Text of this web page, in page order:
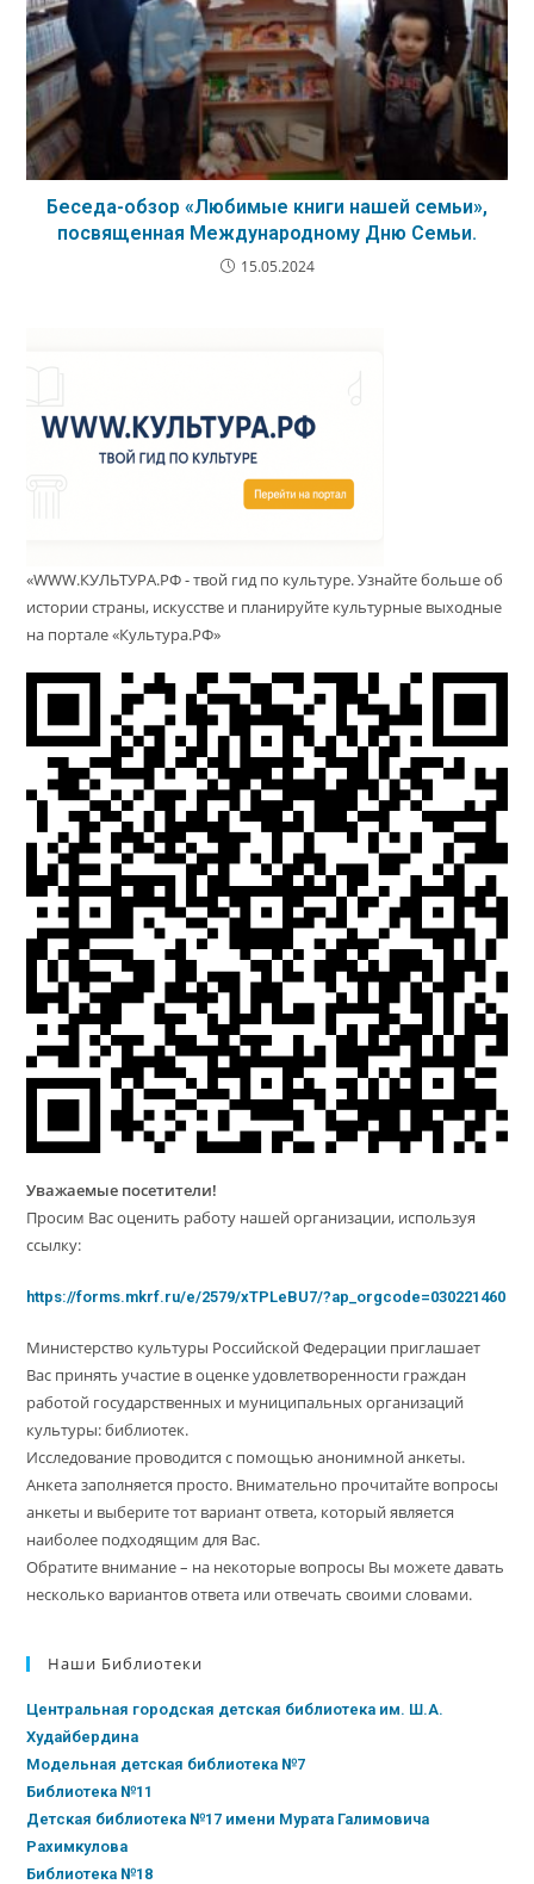
Беседа-обзор «Любимые книги нашей семьи»,
посвященная Международному Дню Семьи.
15.05.2024
«WWW.КУЛЬТУРА.РФ - твой гид по культуре. Узнайте больше об
истории страны, искусстве и планируйте культурные выходные
на портале «Культура.РФ»
Уважаемые посетители!
Просим Вас оценить работу нашей организации, используя
ссылку:
https://forms.mkrf.ru/e/2579/xTPLeBU7/?ap_orgcode=030221460
Министерство культуры Российской Федерации приглашает
Вас принять участие в оценке удовлетворенности граждан
работой государственных и муниципальных организаций
культуры: библиотек.
Исследование проводится с помощью анонимной анкеты.
Анкета заполняется просто. Внимательно прочитайте вопросы
анкеты и выберите тот вариант ответа, который является
наиболее подходящим для Вас.
Обратите внимание – на некоторые вопросы Вы можете давать
несколько вариантов ответа или отвечать своими словами.
Наши Библиотеки
Центральная городская детская библиотека им. Ш.А.
Худайбердина
Модельная детская библиотека №7
Библиотека №11
Детская библиотека №17 имени Мурата Галимовича
Рахимкулова
Библиотека №18